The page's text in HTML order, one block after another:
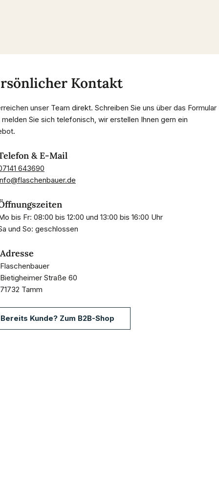
Kontakt
unser Team direkt. Schreiben Sie uns über das Formular
Sie sich telefonisch, wir erstellen Ihnen gern ein
& E-Mail
643690
bis Fr: 08:00 bis 12:00 und 13:00 bis 16:00 Uhr
und So: geschlossen
Adresse
Flaschenbauer
Bietigheimer Straße 60
71732 Tamm
Bereits Kunde? Zum B2B-Shop